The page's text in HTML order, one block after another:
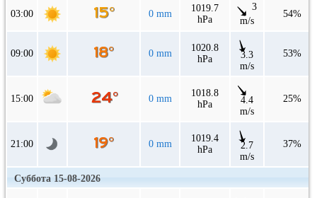
03:00 0 mm
1019.7
hPa
3
m/s
54%
09:00 0 mm
1020.8
hPa
3.3
m/s
53%
15:00 0 mm
1018.8
hPa
4.4
m/s
25%
21:00 0 mm
1019.4
hPa
2.7
m/s
37%
Суббота 15-08-2026